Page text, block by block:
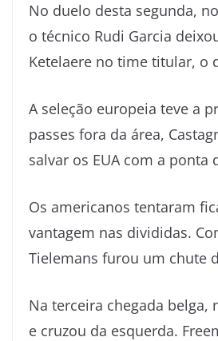
No duelo desta segunda,
o técnico Rudi Garcia
Ketelaere no time titular, o
A seleção europeia teve a
passes fora da área,
salvar os EUA com a ponta
Os americanos tentaram
vantagem nas divididas.
Tielemans furou um chute
Na terceira chegada
e cruzou da esquerda.